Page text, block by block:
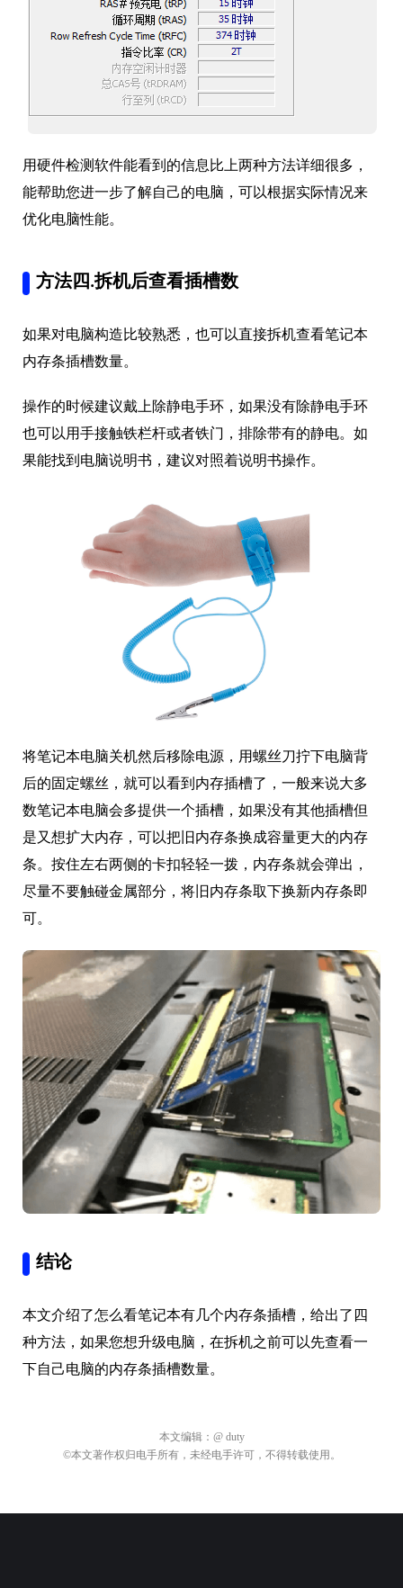
用硬件检测软件能看到的信息比上两种方法详细很多，
能帮助您进一步了解自己的电脑，可以根据实际情况来
优化电脑性能。
方法四.拆机后查看插槽数
如果对电脑构造比较熟悉，也可以直接拆机查看笔记本
内存条插槽数量。
操作的时候建议戴上除静电手环，如果没有除静电手环
也可以用手接触铁栏杆或者铁门，排除带有的静电。如
果能找到电脑说明书，建议对照着说明书操作。
将笔记本电脑关机然后移除电源，用螺丝刀拧下电脑背
后的固定螺丝，就可以看到内存插槽了，一般来说大多
数笔记本电脑会多提供一个插槽，如果没有其他插槽但
是又想扩大内存，可以把旧内存条换成容量更大的内存
条。按住左右两侧的卡扣轻轻一拨，内存条就会弹出，
尽量不要触碰金属部分，将旧内存条取下换新内存条即
可。
结论
本文介绍了怎么看笔记本有几个内存条插槽，给出了四
种方法，如果您想升级电脑，在拆机之前可以先查看一
下自己电脑的内存条插槽数量。
本文编辑： @ duty
©本文著作权归电手所有，未经电手许可，不得转载使用。